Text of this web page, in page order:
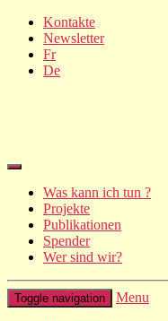
Kontakte
Newsletter
Fr
De
Was kann ich tun ?
Projekte
Publikationen
Spender
Wer sind wir?
Toggle navigation Menu